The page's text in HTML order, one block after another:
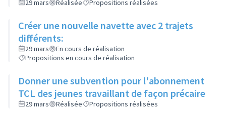
29 mars Réalisée Propositions réalisées
Créer une nouvelle navette avec 2 trajets
différents:
29 mars
En cours de réalisation
Propositions en cours de réalisation
Donner une subvention pour l'abonnement
TCL des jeunes travaillant de façon précaire
29 mars Réalisée Propositions réalisées